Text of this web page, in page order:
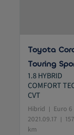
Toyota
Touring
1.8 HYBRID
COMFORT
CVT
Hibrid
Euro 6
2021.09.17
km